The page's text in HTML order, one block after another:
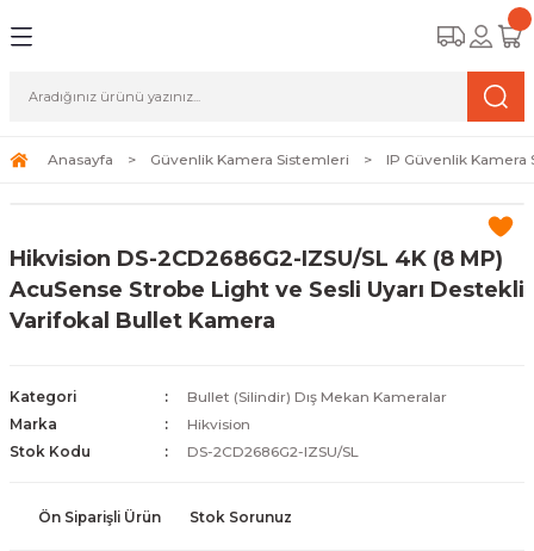
Sistemleri
Sistemleri (Network Kameraları)
ve Depolama Çözümleri
ve Bağlantı Kabloları
Kamera Lisansları
Güvenlik
Duvarı) Cihazları
Ağ Yönlendiricileri
Fi) ve Access Point Ürünleri
Antivirüs Yazılımları
ve Depolama Ürünleri
SSD
Kurtarma
Merkezi Altyapısı
Anasayfa Güvenlik Kamera Sistemleri IP Güvenlik Kamera
Hikvision DS-2CD2686G2-IZSU/SL 4K (8 MP)
AcuSense Strobe Light ve Sesli Uyarı Destekli
Varifokal Bullet Kamera
Kategori
Bullet (Silindir) Dış Mekan Kameralar
Marka
Hikvision
Stok Kodu
DS-2CD2686G2-IZSU/SL
Ön Siparişli Ürün Stok Sorunuz